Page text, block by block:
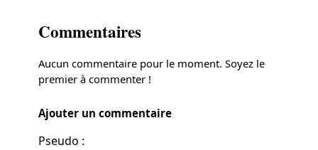
Commentaires
Aucun commentaire pour le moment. Soyez le
premier à commenter !
Ajouter un commentaire
Pseudo :